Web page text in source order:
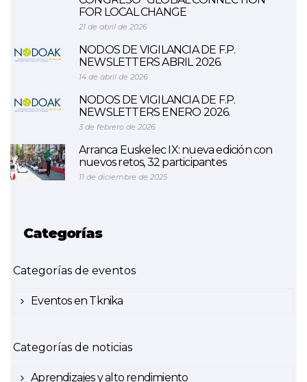
FOR LOCAL CHANGE
21 de abril de 2026
NODOS DE VIGILANCIA DE F.P.
NEWSLETTERS ABRIL 2026.
14 de abril de 2026
NODOS DE VIGILANCIA DE F.P.
NEWSLETTERS ENERO 2026.
3 de febrero de 2026
Arranca Euskelec IX: nueva edición con
nuevos retos, 32 participantes
11 de diciembre de 2025
Categorías
Categorías de eventos
Eventos en Tknika
Categorías de noticias
Aprendizajes y alto rendimiento